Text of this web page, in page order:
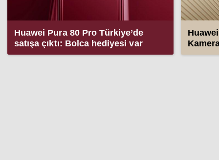
Huawei Pura 80 Pro Türkiye’de
satışa çıktı: Bolca hediyesi var